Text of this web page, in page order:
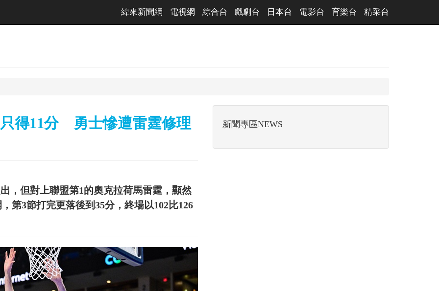
緯來新聞網 電視網 綜合台 戲劇台 日本台 電影台 育樂台 精采台
得11分 勇士慘遭雷霆修理
，但對上聯盟第1的奧克拉荷馬雷霆，顯然
第3節打完更落後到35分，終場以102比126
新聞專區NEWS